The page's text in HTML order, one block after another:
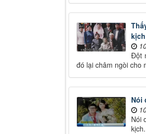
kịch
Đột
đó lại châm ngòi cho
Nói
Nói
kịch.